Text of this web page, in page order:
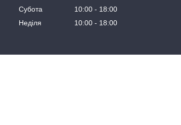
Субота
10:00
18:00
Неділя
10:00 18:00